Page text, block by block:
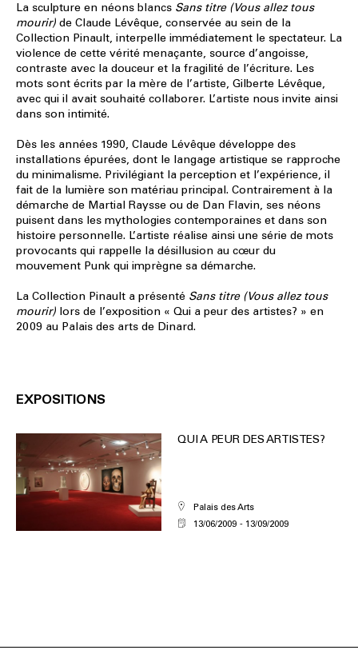
La sculpture en néons blancs Sans titre (Vous allez tous
mourir) de Claude Lévêque, conservée au sein de la
Collection Pinault, interpelle immédiatement le spectateur. La
violence de cette vérité menaçante, source d’angoisse,
contraste avec la douceur et la fragilité de l’écriture. Les
mots sont écrits par la mère de l’artiste, Gilberte Lévêque,
avec qui il avait souhaité collaborer. L’artiste nous invite ainsi
dans son intimité.
Dès les années 1990, Claude Lévêque développe des
installations épurées, dont le langage artistique se rapproche
du minimalisme. Privilégiant la perception et l’expérience, il
fait de la lumière son matériau principal. Contrairement à la
démarche de Martial Raysse ou de Dan Flavin, ses néons
puisent dans les mythologies contemporaines et dans son
histoire personnelle. L’artiste réalise ainsi une série de mots
provocants qui rappelle la désillusion au cœur du
mouvement Punk qui imprègne sa démarche.
La Collection Pinault a présenté Sans titre (Vous allez tous
mourir) lors de l’exposition « Qui a peur des artistes? » en
2009 au Palais des arts de Dinard.
EXPOSITIONS
QUI A PEUR DES ARTISTES?
Palais des Arts
13/06/2009
13/09/2009